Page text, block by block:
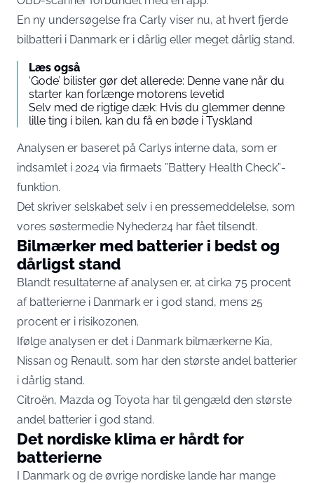
En ny undersøgelse fra Carly viser nu, at hvert fjerde
bilbatteri i Danmark er i dårlig eller meget dårlig stand.
Læs også
‘Gode’ bilister gør det allerede: Denne vane når du
starter kan forlænge motorens levetid
Selv med de rigtige dæk: Hvis du glemmer denne
lille ting i bilen, kan du få en bøde i Tyskland
Analysen er baseret på Carlys interne data, som er
indsamlet i 2024 via firmaets ”Battery Health Check”-
funktion.
Det skriver selskabet selv i en pressemeddelelse, som
vores søstermedie Nyheder24 har fået tilsendt.
Bilmærker med batterier i bedst og
dårligst stand
Blandt resultaterne af analysen er, at cirka 75 procent
af batterierne i Danmark er i god stand, mens 25
procent er i risikozonen.
Ifølge analysen er det i Danmark bilmærkerne Kia,
Nissan og Renault, som har den største andel batterier
i dårlig stand.
Citroën, Mazda og Toyota har til gengæld den største
andel batterier i god stand.
Det nordiske klima er hårdt for
batterierne
I Danmark og de øvrige nordiske lande har mange